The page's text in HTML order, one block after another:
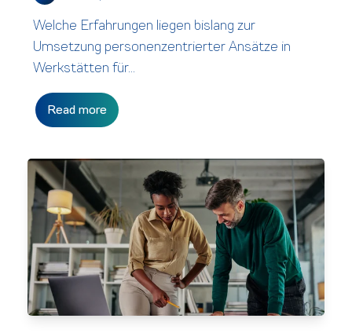
Welche Erfahrungen liegen bislang zur
Umsetzung personenzentrierter Ansätze in
Werkstätten für...
Read more